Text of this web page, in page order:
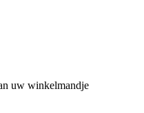
uw winkelmandje